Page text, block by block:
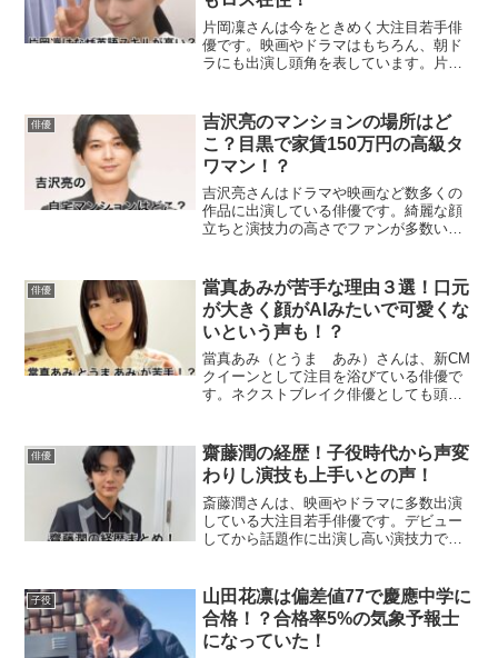
片岡凜さんは今をときめく大注目若手俳
優です。映画やドラマはもちろん、朝ド
ラにも出演し頭角を表しています。片岡
キルが高い理由をまとめました。片岡り
んの英語スキル片岡凜さん...
俳優
吉沢亮のマンションの場所はど
こ？目黒で家賃150万円の高級タ
ワマン！？
吉沢亮さんはドラマや映画など数多くの
作品に出演している俳優です。綺麗な顔
立ちと演技力の高さでファンが多数いま
に住んでる？SNSで吉沢亮さんは中目黒
での遭遇情報が多数あり...
俳優
當真あみが苦手な理由３選！口元
が大きく顔がAIみたいで可愛くな
いという声も！？
當真あみ（とうま あみ）さんは、新CM
クイーンとして注目を浴びている俳優で
す。ネクストブレイク俳優としても頭角
が苦手という声があるようです。今回
は、なぜ苦手意識を持た...
俳優
齋藤潤の経歴！子役時代から声変
わりし演技も上手いとの声！
斎藤潤さんは、映画やドラマに多数出演
している大注目若手俳優です。デビュー
してから話題作に出演し高い演技力で視
ました。斎藤潤の経歴斎藤潤さんの経歴
は以下の通りです。202...
子役
山田花凛は偏差値77で慶應中学に
合格！？合格率5%の気象予報士
になっていた！